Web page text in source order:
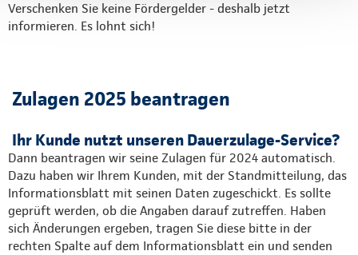
Verschenken Sie keine Fördergelder - deshalb jetzt
informieren. Es lohnt sich!
Zulagen 2025 beantragen
Ihr Kunde nutzt unseren Dauerzulage-Service?
Dann beantragen wir seine Zulagen für 2024 automatisch.
Dazu haben wir Ihrem Kunden, mit der Standmitteilung, das
Informationsblatt mit seinen Daten zugeschickt. Es sollte
geprüft werden, ob die Angaben darauf zutreffen. Haben
sich Änderungen ergeben, tragen Sie diese bitte in der
rechten Spalte auf dem Informationsblatt ein und senden